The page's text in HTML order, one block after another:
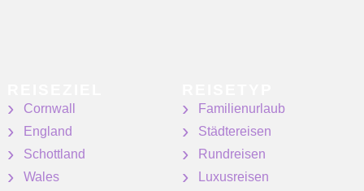
Cornwall
England
Schottland
Wales
Familienurlaub
Städtereisen
Rundreisen
Luxusreisen